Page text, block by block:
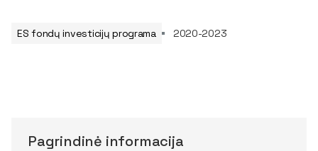
ES fondų investicijų programa 2020-2023
Pagrindinė informacija